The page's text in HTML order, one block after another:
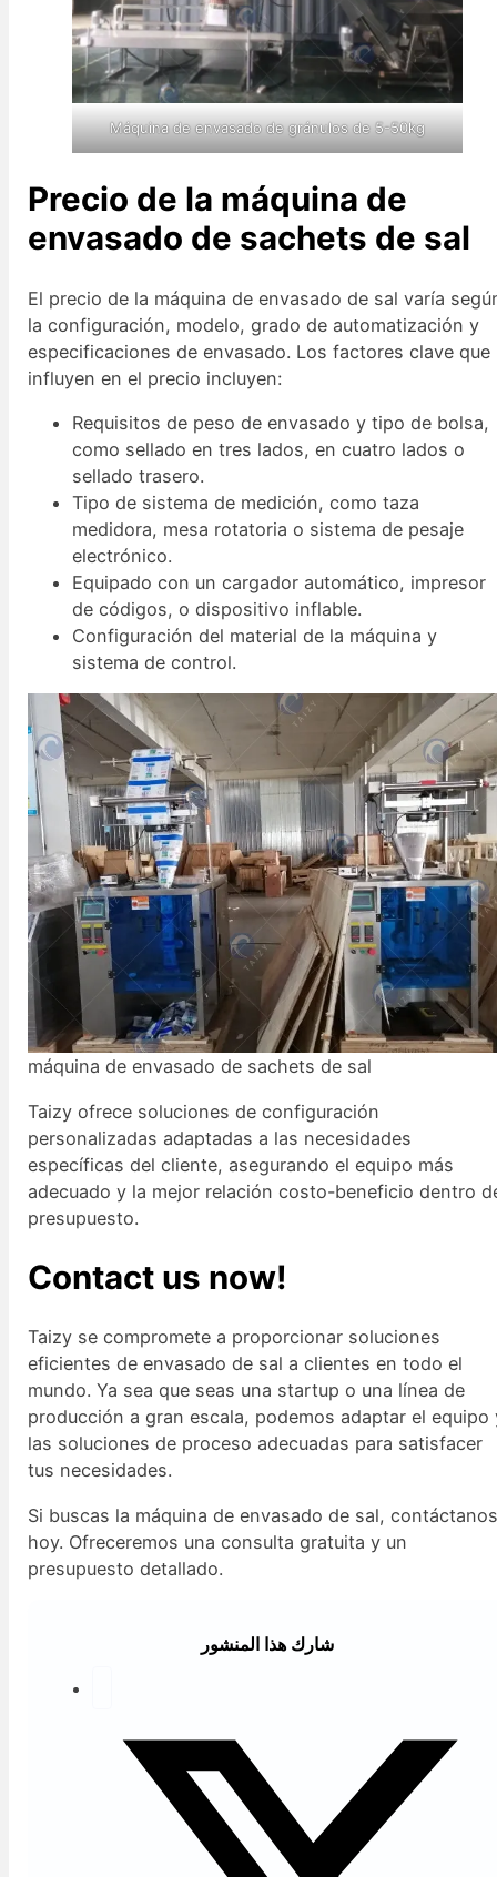
Máquina de envasado de gránulos de 5-50kg
Precio de la máquina de
envasado de sachets de sal
El precio de la máquina de envasado de sal varía
la configuración, modelo, grado de automatización y
especificaciones de envasado. Los factores clave que
influyen en el precio incluyen:
Requisitos de peso de envasado y tipo de bolsa,
como sellado en tres lados, en cuatro lados o
sellado trasero.
Tipo de sistema de medición, como taza
medidora, mesa rotatoria o sistema de pesaje
electrónico.
Equipado con un cargador automático, impresor
de códigos, o dispositivo inflable.
Configuración del material de la máquina y
sistema de control.
máquina de envasado de sachets de sal
Taizy ofrece soluciones de configuración
personalizadas adaptadas a las necesidades
específicas del cliente, asegurando el equipo más
adecuado y la mejor relación costo-beneficio dentro
presupuesto.
Contact us now!
Taizy se compromete a proporcionar soluciones
eficientes de envasado de sal a clientes en todo el
mundo. Ya sea que seas una startup o una línea de
producción a gran escala, podemos adaptar el equipo
las soluciones de proceso adecuadas para satisfacer
tus necesidades.
Si buscas la máquina de envasado de sal,
hoy. Ofreceremos una consulta gratuita y un
presupuesto detallado.
شارك هذا المنشور